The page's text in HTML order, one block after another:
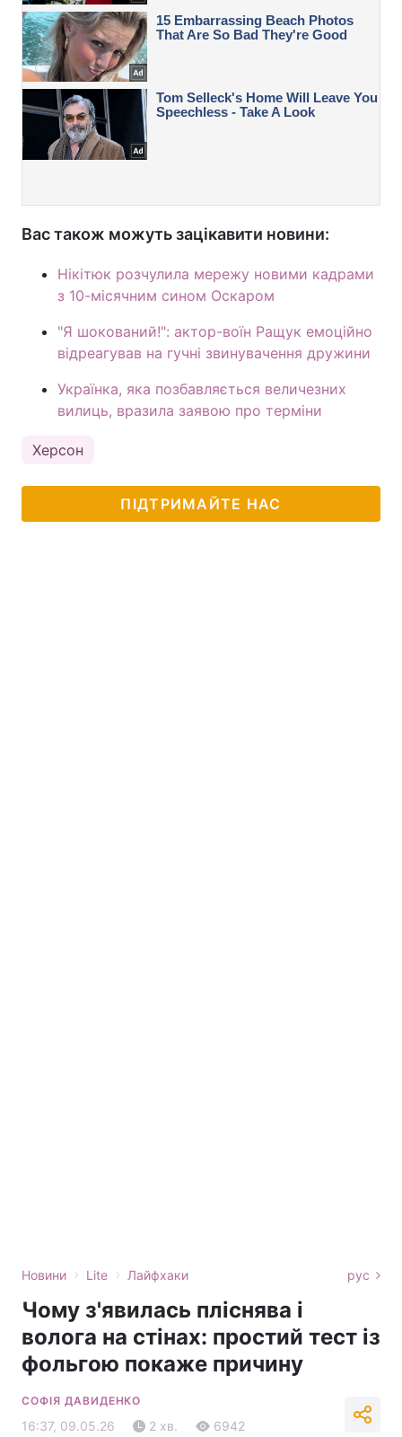
Вас також можуть зацікавити новини:
Нікітюк розчулила мережу новими кадрами
з 10-місячним сином Оскаром
"Я шокований!": актор-воїн Ращук емоційно
відреагував на гучні звинувачення дружини
Українка, яка позбавляється величезних
вилиць, вразила заявою про терміни
Херсон
ПІДТРИМАЙТЕ НАС
Новини › Lite › Лайфхаки рус
Чому з'явилась пліснява і
волога на стінах: простий тест із
фольгою покаже причину
СОФІЯ ДАВИДЕНКО
16:37, 09.05.26 2 хв. 6942